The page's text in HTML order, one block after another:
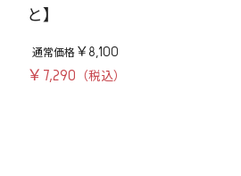
と】
￥8,100
￥7,290